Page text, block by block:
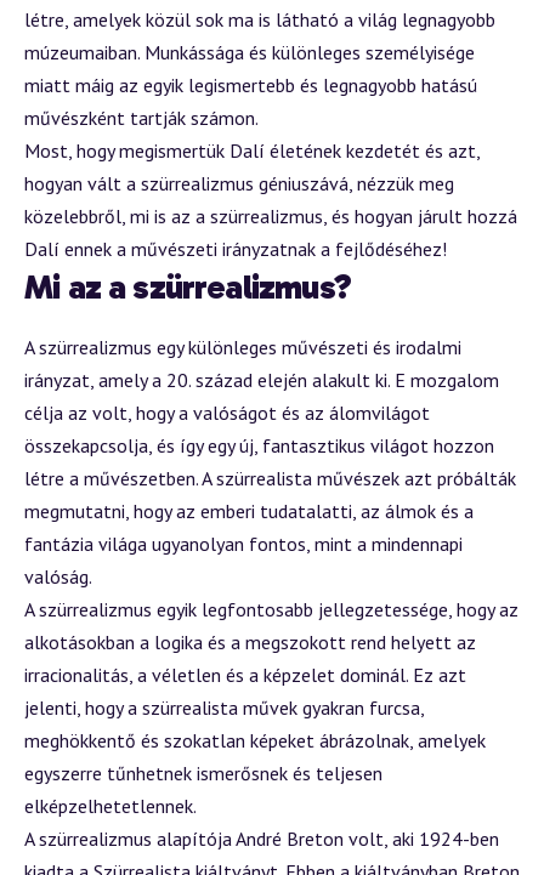
létre, amelyek közül sok ma is látható a világ legnagyobb
múzeumaiban. Munkássága és különleges személyisége
miatt máig az egyik legismertebb és legnagyobb hatású
művészként tartják számon.
Most, hogy megismertük Dalí életének kezdetét és azt,
hogyan vált a szürrealizmus géniuszává, nézzük meg
közelebbről, mi is az a szürrealizmus, és hogyan járult hozzá
Dalí ennek a művészeti irányzatnak a fejlődéséhez!
Mi az a szürrealizmus?
A szürrealizmus egy különleges művészeti és irodalmi
irányzat, amely a 20. század elején alakult ki. E mozgalom
célja az volt, hogy a valóságot és az álomvilágot
összekapcsolja, és így egy új, fantasztikus világot hozzon
létre a művészetben. A szürrealista művészek azt próbálták
megmutatni, hogy az emberi tudatalatti, az álmok és a
fantázia világa ugyanolyan fontos, mint a mindennapi
valóság.
A szürrealizmus egyik legfontosabb jellegzetessége, hogy az
alkotásokban a logika és a megszokott rend helyett az
irracionalitás, a véletlen és a képzelet dominál. Ez azt
jelenti, hogy a szürrealista művek gyakran furcsa,
meghökkentő és szokatlan képeket ábrázolnak, amelyek
egyszerre tűnhetnek ismerősnek és teljesen
elképzelhetetlennek.
A szürrealizmus alapítója André Breton volt, aki 1924-ben